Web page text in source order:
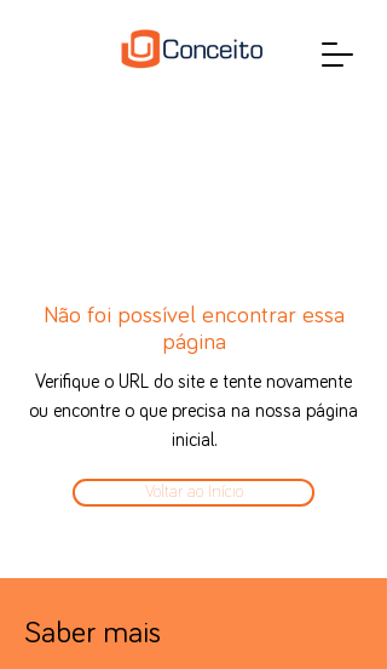
Não foi possível encontrar essa
página
Verifique o URL do site e tente novamente
ou encontre o que precisa na nossa página
inicial.
Voltar ao Início
Saber mais